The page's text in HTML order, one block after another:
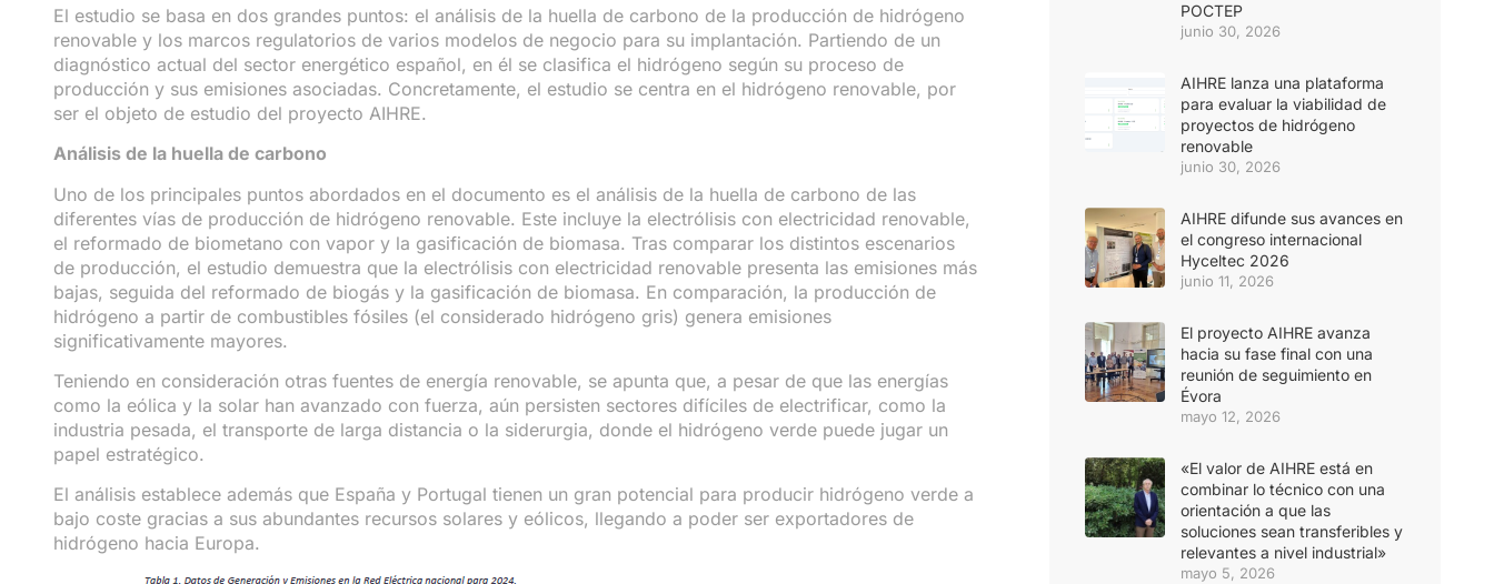
El estudio se basa en dos grandes puntos: el análisis de la huella de carbono de la producción de hidrógeno
renovable y los marcos regulatorios de varios modelos de negocio para su implantación. Partiendo de un
diagnóstico actual del sector energético español, en él se clasifica el hidrógeno según su proceso de
producción y sus emisiones asociadas. Concretamente, el estudio se centra en el hidrógeno renovable, por
ser el objeto de estudio del proyecto AIHRE.
Análisis de la huella de carbono
Uno de los principales puntos abordados en el documento es el análisis de la huella de carbono de las
diferentes vías de producción de hidrógeno renovable. Este incluye la electrólisis con electricidad renovable,
el reformado de biometano con vapor y la gasificación de biomasa. Tras comparar los distintos escenarios
de producción, el estudio demuestra que la electrólisis con electricidad renovable presenta las emisiones más
bajas, seguida del reformado de biogás y la gasificación de biomasa. En comparación, la producción de
hidrógeno a partir de combustibles fósiles (el considerado hidrógeno gris) genera emisiones
significativamente mayores.
Teniendo en consideración otras fuentes de energía renovable, se apunta que, a pesar de que las energías
como la eólica y la solar han avanzado con fuerza, aún persisten sectores difíciles de electrificar, como la
industria pesada, el transporte de larga distancia o la siderurgia, donde el hidrógeno verde puede jugar un
papel estratégico.
El análisis establece además que España y Portugal tienen un gran potencial para producir hidrógeno verde a
bajo coste gracias a sus abundantes recursos solares y eólicos, llegando a poder ser exportadores de
hidrógeno hacia Europa.
POCTEP
junio 30, 2026
AIHRE lanza una plataforma
para evaluar la viabilidad de
proyectos de hidrógeno
renovable
junio 30, 2026
AIHRE difunde sus avances en
el congreso internacional
Hyceltec 2026
junio 11, 2026
El proyecto AIHRE avanza
hacia su fase final con una
reunión de seguimiento en
Évora
mayo 12, 2026
«El valor de AIHRE está en
combinar lo técnico con una
orientación a que las
soluciones sean transferibles y
relevantes a nivel industrial»
mayo 5, 2026